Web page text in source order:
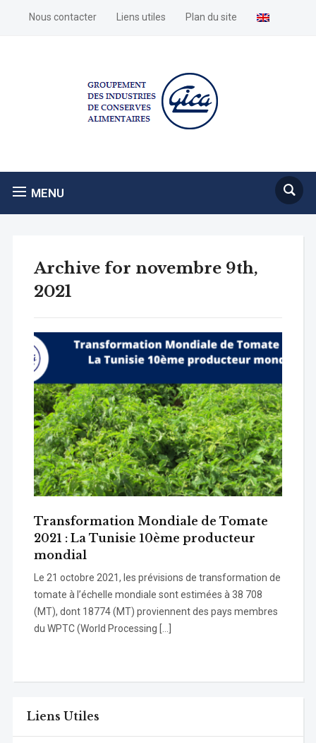
Nous contacter Liens utiles Plan du site
MENU
Liens Utiles
Archive for novembre 9th,
2021
Transformation Mondiale de Tomate
2021 : La Tunisie 10ème producteur
mondial
Le 21 octobre 2021, les prévisions de transformation de
tomate à l’échelle mondiale sont estimées à 38 708
(MT), dont 18774 (MT) proviennent des pays membres
du WPTC (World Processing […]